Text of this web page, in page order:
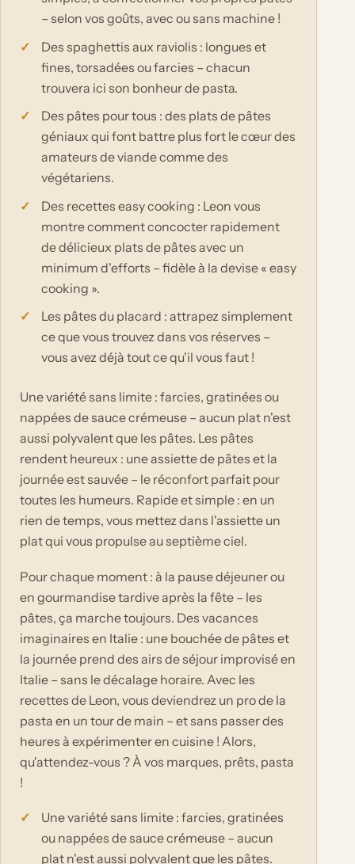
– selon vos goûts, avec ou sans machine !
Des spaghettis aux raviolis : longues et
fines, torsadées ou farcies – chacun
trouvera ici son bonheur de pasta.
Des pâtes pour tous : des plats de pâtes
géniaux qui font battre plus fort le cœur des
amateurs de viande comme des
végétariens.
Des recettes easy cooking : Leon vous
montre comment concocter rapidement
de délicieux plats de pâtes avec un
minimum d'efforts – fidèle à la devise « easy
cooking ».
Les pâtes du placard : attrapez simplement
ce que vous trouvez dans vos réserves –
vous avez déjà tout ce qu'il vous faut !
Une variété sans limite : farcies, gratinées ou
nappées de sauce crémeuse – aucun plat n'est
aussi polyvalent que les pâtes. Les pâtes
rendent heureux : une assiette de pâtes et la
journée est sauvée – le réconfort parfait pour
toutes les humeurs. Rapide et simple : en un
rien de temps, vous mettez dans l'assiette un
plat qui vous propulse au septième ciel.
Pour chaque moment : à la pause déjeuner ou
en gourmandise tardive après la fête – les
pâtes, ça marche toujours. Des vacances
imaginaires en Italie : une bouchée de pâtes et
la journée prend des airs de séjour improvisé en
Italie – sans le décalage horaire. Avec les
recettes de Leon, vous deviendrez un pro de la
pasta en un tour de main – et sans passer des
heures à expérimenter en cuisine ! Alors,
qu'attendez-vous ? À vos marques, prêts, pasta
!
Une variété sans limite : farcies, gratinées
ou nappées de sauce crémeuse – aucun
plat n'est aussi polyvalent que les pâtes.